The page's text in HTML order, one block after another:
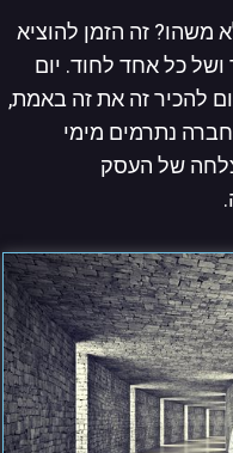
משהו? זה הזמן להוציא
ושל כל אחד לחוד. יום
להכיר זה את זה באמת,
נתרמים מימי
של העסק